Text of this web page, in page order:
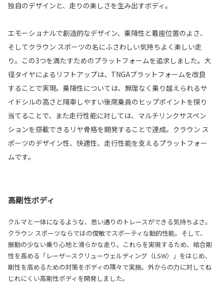
独自のデザインと、走りの楽しさを生み出すボディ。
エモーショナルで創造的なデザイン、乗降性と着座位置のよさ、
そしてクラウン スポーツの名にふさわしい気持ちよく楽しい走
り。この3つを満たすためのプラットフォームを追求しました。大
径タイヤによるリフトアップは、TNGAプラットフォームを改良
することで実現。乗降性については、無理なく乗り越えられるサ
イドシルの高さと降車しやすい後席乗員のヒップポイントを探り
当てることで、また走行性能に対しては、マルチリンクサスペン
ションを搭載できるリヤ骨格を開発することで達成。クラウン ス
ポーツのデザイン性、快適性、走行性能を支えるプラットフォー
ムです。
高剛性ボディ
クルマと一体になるような、思い通りのトレースができる気持ちよさ。
クラウン スポーツならではの俊敏でスポーティな動的性能。そして、
振動の少ない乗り心地と滑らかな走り。これらを実現するため、結合剛
性を高める「レーザースクリューウェルディング（LSW）」をはじめ、
剛性を高めるための対策をボディの隅々で実施。外からの力に対してね
じれにくい高剛性ボディを開発しました。